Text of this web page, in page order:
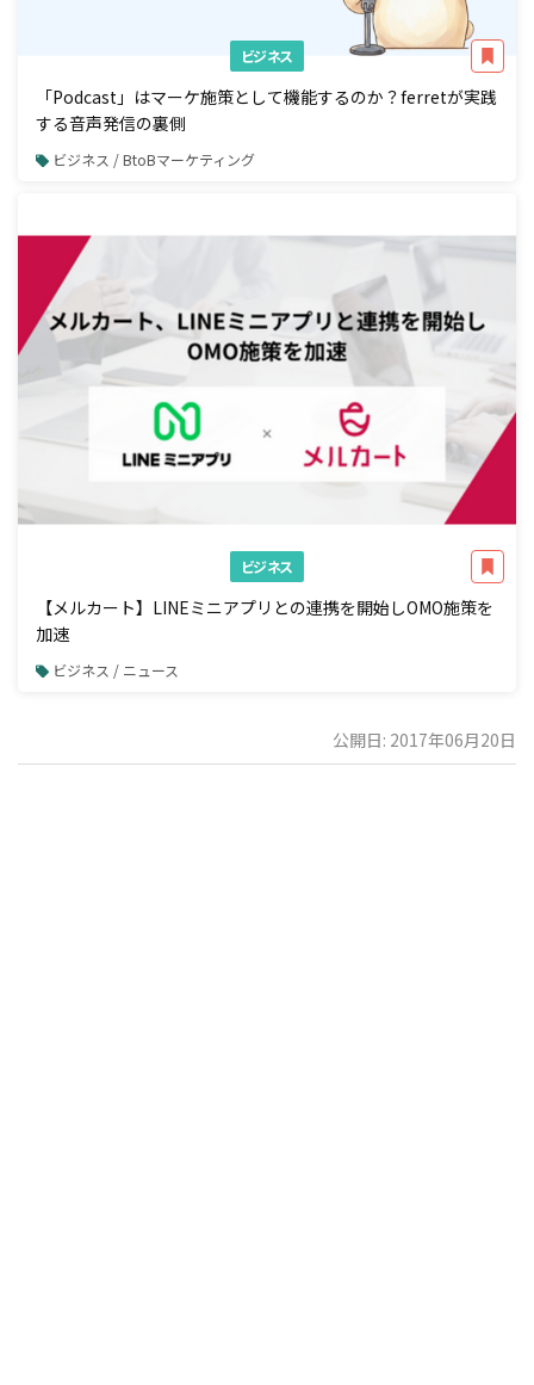
ビジネス
「Podcast」はマーケ施策として機能するのか？ferretが実践
する音声発信の裏側
ビジネス / BtoBマーケティング
ビジネス
【メルカート】LINEミニアプリとの連携を開始しOMO施策を
加速
ビジネス / ニュース
公開日: 2017年06月20日